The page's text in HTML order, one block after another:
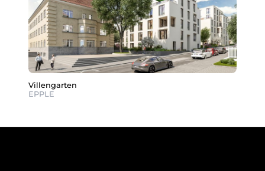
Villengarten
EPPLE